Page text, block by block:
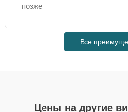
позже
Все
Цены на другие